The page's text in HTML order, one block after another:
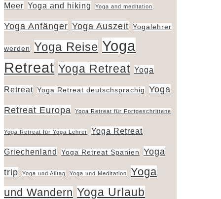
Meer Yoga and hiking Yoga and meditation
Yoga Anfänger Yoga Auszeit Yogalehrer
werden Yoga Reise Yoga
Retreat Yoga Retreat Yoga
Retreat Yoga Retreat deutschsprachig
Yoga
Retreat Europa
Yoga Retreat für Fortgeschrittene
Yoga Retreat für Yoga Lehrer Yoga Retreat
Griechenland Yoga Retreat Spanien
Yoga
trip
Yoga und Alltag Yoga und Meditation
Yoga
und Wandern Yoga Urlaub